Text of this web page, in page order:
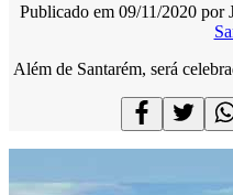
Publicado em 09/11/2020 por
Além de Santarém, será